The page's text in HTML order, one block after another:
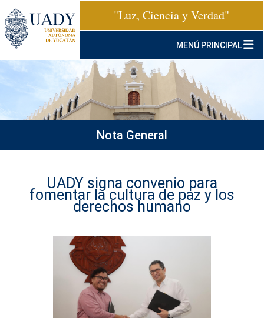
"Luz, Ciencia y Verdad"
MENÚ PRINCIPAL
Nota General
UADY signa convenio para
fomentar la cultura de paz y los
derechos humano